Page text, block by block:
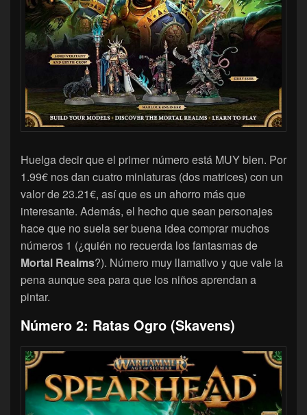
Huelga decir que el primer número está MUY bien. Por
1.99€ nos dan cuatro miniaturas (dos matrices) con un
valor de 23.21€, así que es un ahorro más que
interesante. Además, el hecho que sean personajes
hace que no suela ser buena idea comprar muchos
números 1 (¿quién no recuerda los fantasmas de
Mortal Realms?). Número muy llamativo y que vale la
pena aunque sea para que los niños aprendan a
pintar.
Número 2: Ratas Ogro (Skavens)